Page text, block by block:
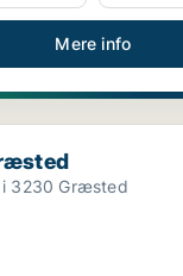
Mere info
i 3230 Græsted